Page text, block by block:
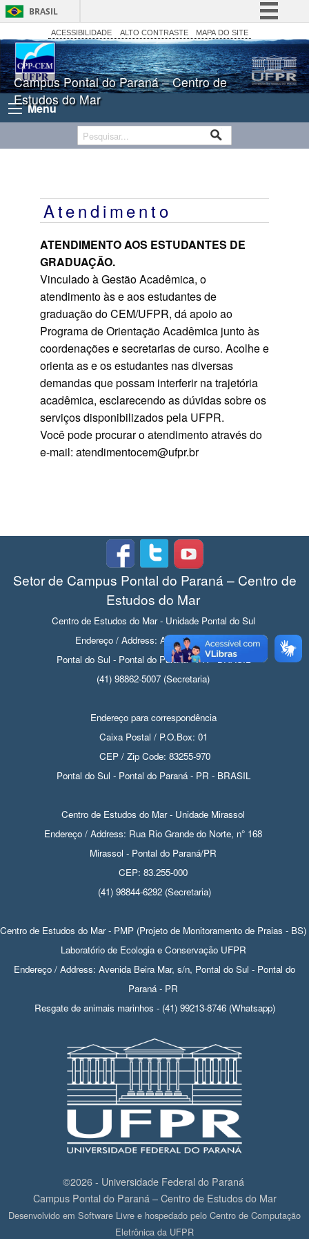
BRASIL
Simplifique!
Comunica BR
Participe
Legislação
Canais
ACESSIBILIDADE ALTO CONTRASTE MAPA DO SITE
Campus Pontal do Paraná – Centro de
Estudos do Mar
Menu
Atendimento
ATENDIMENTO AOS ESTUDANTES DE
GRADUAÇÃO.
Vinculado à Gestão Acadêmica, o
atendimento às e aos estudantes de
graduação do CEM/UFPR, dá apoio ao
Programa de Orientação Acadêmica junto às
coordenações e secretarias de curso. Acolhe e
orienta as e os estudantes nas diversas
demandas que possam interferir na trajetória
acadêmica, esclarecendo as dúvidas sobre os
serviços disponibilizados pela UFPR.
Você pode procurar o atendimento através do
e-mail: atendimentocem@ufpr.br
Setor de Campus Pontal do Paraná – Centro de
Estudos do Mar
Centro de Estudos do Mar - Unidade Pontal do Sul
Endereço / Address: Av. Beira-mar, s/n
Pontal do Sul - Pontal do Paraná - PR - BRASIL
(41) 98862-5007 (Secretaria)
Endereço para correspondência
Caixa Postal / P.O.Box: 01
CEP / Zip Code: 83255-970
Pontal do Sul - Pontal do Paraná - PR - BRASIL
Centro de Estudos do Mar - Unidade Mirassol
Endereço / Address: Rua Rio Grande do Norte, n° 168
Mirassol - Pontal do Paraná/PR
CEP: 83.255-000
(41) 98844-6292 (Secretaria)
Centro de Estudos do Mar - PMP (Projeto de Monitoramento de Praias - BS)
Laboratório de Ecologia e Conservação UFPR
Endereço / Address: Avenida Beira Mar, s/n, Pontal do Sul - Pontal do
Paraná - PR
Resgate de animais marinhos - (41) 99213-8746 (Whatsapp)
©2026 - Universidade Federal do Paraná
Campus Pontal do Paraná – Centro de Estudos do Mar
Desenvolvido em Software Livre e hospedado pelo Centro de Computação
Eletrônica da UFPR